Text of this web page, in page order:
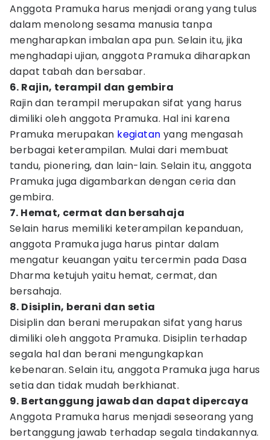
Anggota Pramuka harus menjadi orang yang tulus
dalam menolong sesama manusia tanpa
mengharapkan imbalan apa pun. Selain itu, jika
menghadapi ujian, anggota Pramuka diharapkan
dapat tabah dan bersabar.
6. Rajin, terampil dan gembira
Rajin dan terampil merupakan sifat yang harus
dimiliki oleh anggota Pramuka. Hal ini karena
Pramuka merupakan kegiatan yang mengasah
berbagai keterampilan. Mulai dari membuat
tandu, pionering, dan lain-lain. Selain itu, anggota
Pramuka juga digambarkan dengan ceria dan
gembira.
7. Hemat, cermat dan bersahaja
Selain harus memiliki keterampilan kepanduan,
anggota Pramuka juga harus pintar dalam
mengatur keuangan yaitu tercermin pada Dasa
Dharma ketujuh yaitu hemat, cermat, dan
bersahaja.
8. Disiplin, berani dan setia
Disiplin dan berani merupakan sifat yang harus
dimiliki oleh anggota Pramuka. Disiplin terhadap
segala hal dan berani mengungkapkan
kebenaran. Selain itu, anggota Pramuka juga harus
setia dan tidak mudah berkhianat.
9. Bertanggung jawab dan dapat dipercaya
Anggota Pramuka harus menjadi seseorang yang
bertanggung jawab terhadap segala tindakannya.